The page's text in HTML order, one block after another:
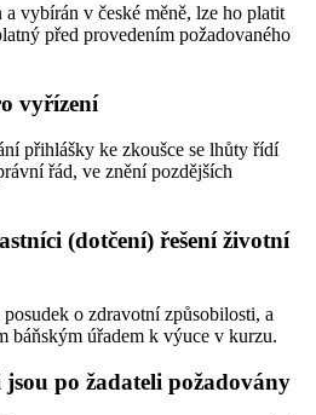
vybírán v české měně, lze ho platit
před provedením požadovaného
vyřízení
přihlášky ke zkoušce se lhůty řídí
řád, ve znění pozdějších
(dotčení) řešení životní
o zdravotní způsobilosti, a
báňským úřadem k výuce v kurzu.
po žadateli požadovány